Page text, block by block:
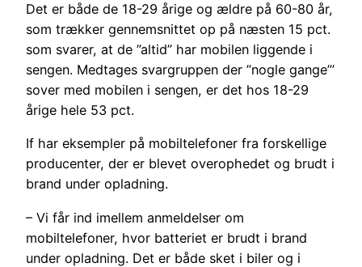
Det er både de 18-29 årige og ældre på 60-80 år,
som trækker gennemsnittet op på næsten 15 pct.
som svarer, at de ”altid” har mobilen liggende i
sengen. Medtages svargruppen der ”nogle gange”’
sover med mobilen i sengen, er det hos 18-29
årige hele 53 pct.
If har eksempler på mobiltelefoner fra forskellige
producenter, der er blevet overophedet og brudt i
brand under opladning.
– Vi får ind imellem anmeldelser om
mobiltelefoner, hvor batteriet er brudt i brand
under opladning. Det er både sket i biler og i